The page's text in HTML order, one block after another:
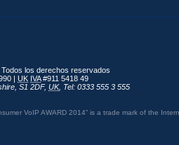
. Todos los derechos reservados
| UK IVA#911 5418 49
S1 2DF, UK, Tel: 0333 555 3 555
VoIP AWARD 2014” is a trade mark of the